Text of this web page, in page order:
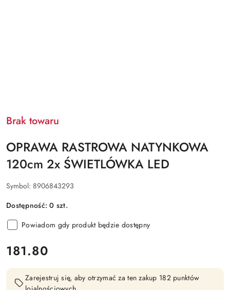
Brak towaru
OPRAWA RASTROWA NATYNKOWA
120cm 2x ŚWIETLÓWKA LED
Symbol: 8906843293
Dostępność:0 szt.
Powiadom gdy produkt będzie dostępny
cena:
181.80
Zarejestruj się, aby otrzymać za ten zakup 182 punktów